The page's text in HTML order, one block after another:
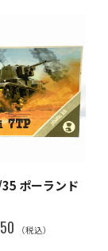
ポーランド
（税込）